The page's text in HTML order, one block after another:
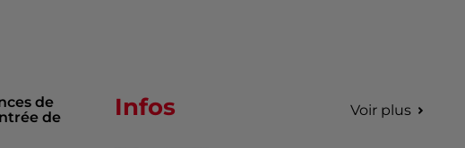
de
de
Infos Voir plus